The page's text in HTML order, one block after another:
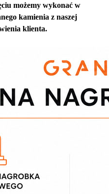
możemy wykonać w
kamienia z naszej
klienta.